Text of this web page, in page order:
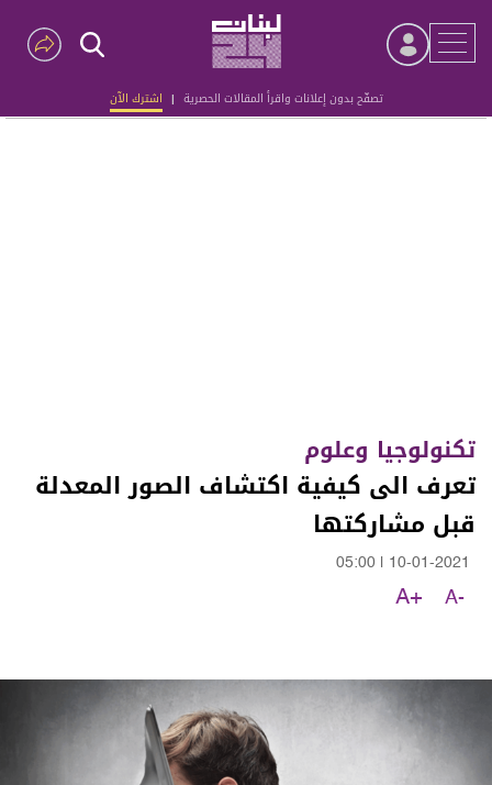
تصفّح بدون إعلانات واقرأ المقالات الحصرية | اشترك الآن
Advertisement
تكنولوجيا وعلوم
تعرف الى كيفية اكتشاف الصور المعدلة
قبل مشاركتها
10-01-2021
05:00
A-
A+